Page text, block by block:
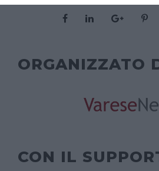
ORGANIZZATO
CON IL